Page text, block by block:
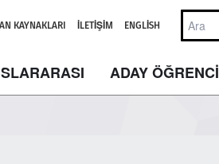
KAYNAKLARI İLETIŞIM ENGLISH
ADAY ÖĞRENCİ